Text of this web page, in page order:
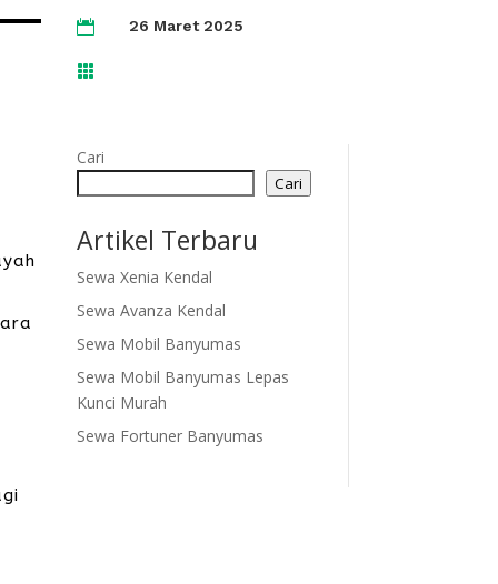
 26 Maret 2025

Cari
Cari
Artikel Terbaru
Sewa Xenia Kendal
Sewa Avanza Kendal
Sewa Mobil Banyumas
Sewa Mobil Banyumas Lepas
Kunci Murah
Sewa Fortuner Banyumas